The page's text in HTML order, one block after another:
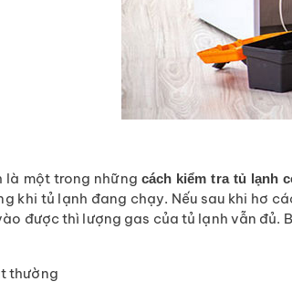
là một trong những cách kiểm tra tủ lạnh
khi tủ lạnh đang chạy. Nếu sau khi hơ
được thì lượng gas của tủ lạnh vẫn
thường